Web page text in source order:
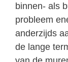
binnen- als
probleem
anderzijds
de lange